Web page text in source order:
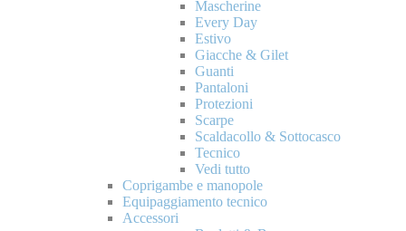
Mascherine
Every Day
Estivo
Giacche & Gilet
Guanti
Pantaloni
Protezioni
Scarpe
Scaldacollo & Sottocasco
Tecnico
Vedi tutto
Coprigambe e manopole
Equipaggiamento tecnico
Accessori